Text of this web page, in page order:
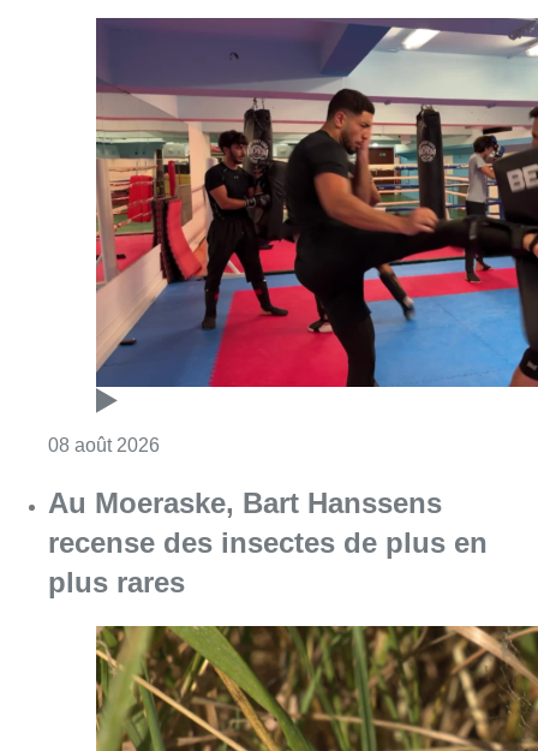
08 août 2026Consulter l'article "Un nouveau club de
Au Moeraske, Bart Hanssens
recense des insectes de plus en
plus rares
08 août 2026Consulter l'article "Au Moeraske, Bart